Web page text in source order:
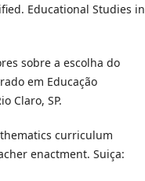
Educational Studies in
sobre a escolha do
em Educação
Claro, SP.
curriculum
enactment. Suiça: